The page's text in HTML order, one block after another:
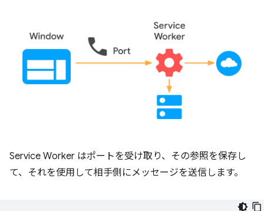
Service Worker はポートを受け取り、その参照を保存し
て、それを使用して相手側にメッセージを送信します。